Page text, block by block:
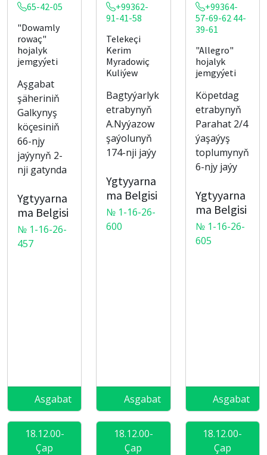
65-42-05
"Dowamly
rowaç"
hojalyk
jemgyýeti
Aşgabat
şäheriniň
Galkynyş
köçesiniň
66-njy
jaýynyň 2-
nji gatynda
Ygtyyarna
ma Belgisi
№ 1-16-26-
457
Asgabat
+99362-
91-41-58
Telekeçi
Kerim
Myradowiç
Kuliýew
Bagtyýarlyk
etrabynyň
A.Nyýazow
şaýolunyň
174-nji jaýy
Ygtyyarna
ma Belgisi
№ 1-16-26-
600
Asgabat
+99364-
57-69-62 44-
39-61
"Allegro"
hojalyk
jemgyýeti
Köpetdag
etrabynyň
Parahat 2/4
ýaşaýyş
toplumynyň
6-njy jaýy
Ygtyyarna
ma Belgisi
№ 1-16-26-
605
Asgabat
18.12.00-
Çap
18.12.00-
Çap
18.12.00-
Çap